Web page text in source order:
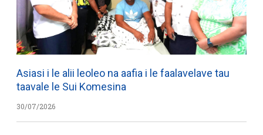
Asiasi i le alii leoleo na aafia i le faalavelave tau
taavale le Sui Komesina
30/07/2026